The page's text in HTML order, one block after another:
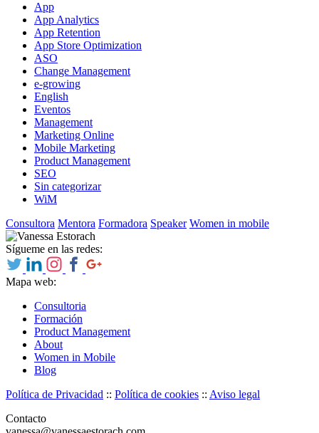
App
App Analytics
App Retention
App Store Optimization
ASO
Change Management
e-growing
English
Eventos
Management
Marketing Online
Mobile Marketing
Product Management
SEO
Sin categorizar
WiM
Consultora Mentora Formadora Speaker Women in mobile
Sígueme en las redes:
Mapa web:
Consultoria
Formación
Product Management
About
Women in Mobile
Blog
Política de Privacidad :: Política de cookies :: Aviso legal
Contacto